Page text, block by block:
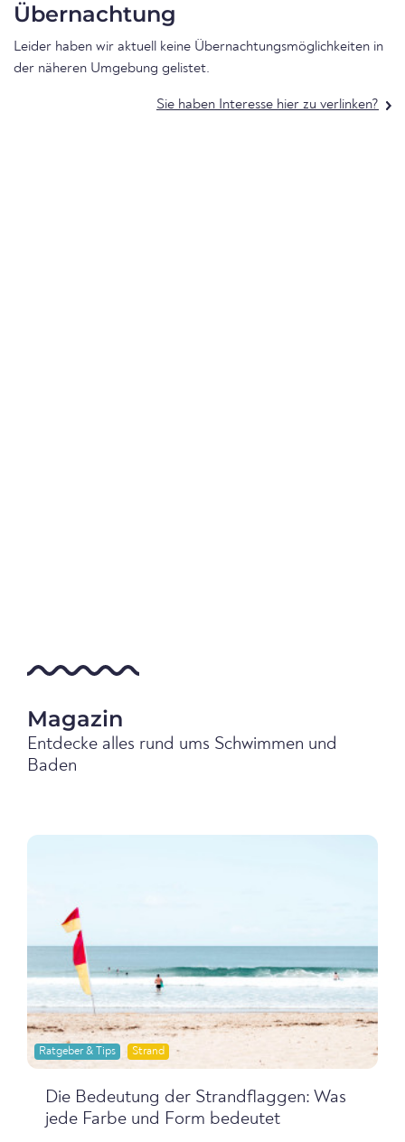
Übernachtung
Leider haben wir aktuell keine Übernachtungsmöglichkeiten in
der näheren Umgebung gelistet.
Sie haben Interesse hier zu verlinken?
Magazin
Entdecke alles rund ums Schwimmen und
Baden
Ratgeber & Tips Strand
Die Bedeutung der Strandflaggen: Was
jede Farbe und Form bedeutet